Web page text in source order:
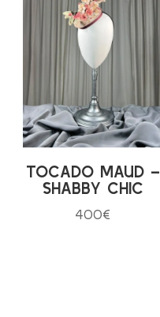
TOCADO MAUD –
SHABBY CHIC
400€